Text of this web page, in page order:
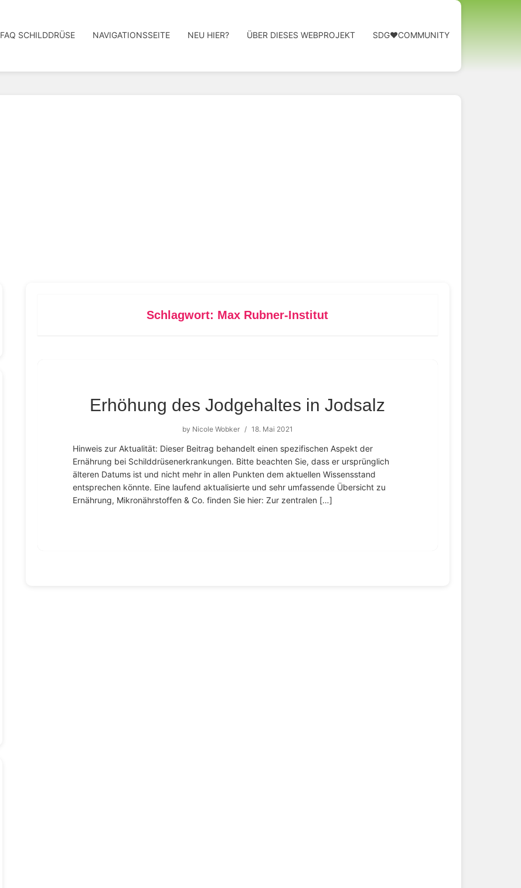
FAQ SCHILDDRÜSE NAVIGATIONSSEITE NEU HIER? ÜBER DIESES WEBPROJEKT SDG❤️COMMUNITY
Schlagwort: Max Rubner-Institut
Erhöhung des Jodgehaltes in Jodsalz
by Nicole Wobker / 18. Mai 2021
Hinweis zur Aktualität: Dieser Beitrag behandelt einen spezifischen Aspekt der
Ernährung bei Schilddrüsenerkrankungen. Bitte beachten Sie, dass er ursprünglich
älteren Datums ist und nicht mehr in allen Punkten dem aktuellen Wissensstand
entsprechen könnte. Eine laufend aktualisierte und sehr umfassende Übersicht zu
Ernährung, Mikronährstoffen & Co. finden Sie hier: Zur zentralen […]